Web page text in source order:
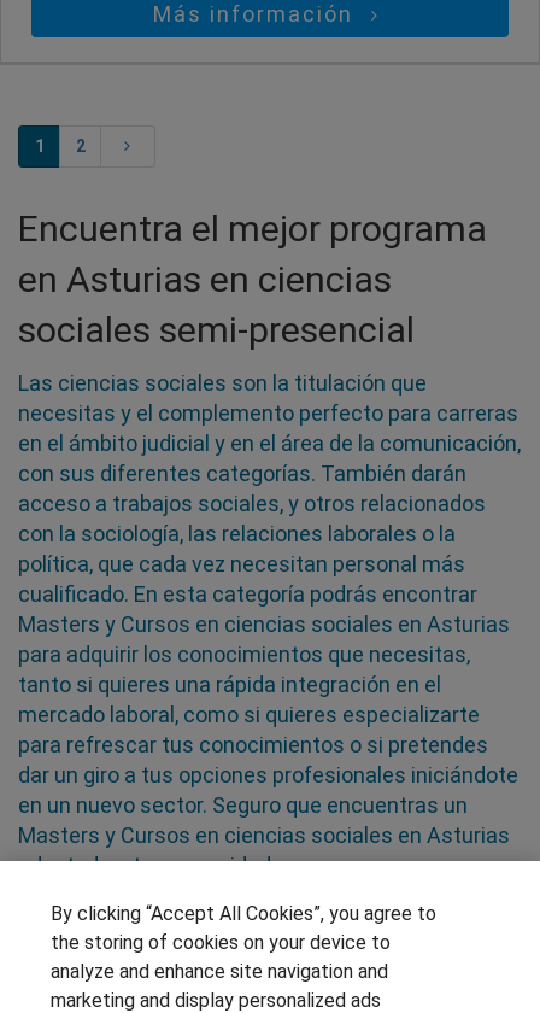
Más información
1 2
Encuentra el mejor programa
en Asturias en ciencias
sociales semi-presencial
Las ciencias sociales son la titulación que
necesitas y el complemento perfecto para carreras
en el ámbito judicial y en el área de la comunicación,
con sus diferentes categorías. También darán
acceso a trabajos sociales, y otros relacionados
con la sociología, las relaciones laborales o la
política, que cada vez necesitan personal más
cualificado. En esta categoría podrás encontrar
Masters y Cursos en ciencias sociales en Asturias
para adquirir los conocimientos que necesitas,
tanto si quieres una rápida integración en el
mercado laboral, como si quieres especializarte
para refrescar tus conocimientos o si pretendes
dar un giro a tus opciones profesionales iniciándote
en un nuevo sector. Seguro que encuentras un
Masters y Cursos en ciencias sociales en Asturias
adaptado a tus necesidades
SÍGUENOS EN LAS REDES
By clicking “Accept All Cookies”, you agree to
the storing of cookies on your device to
analyze and enhance site navigation and
marketing and display personalized ads